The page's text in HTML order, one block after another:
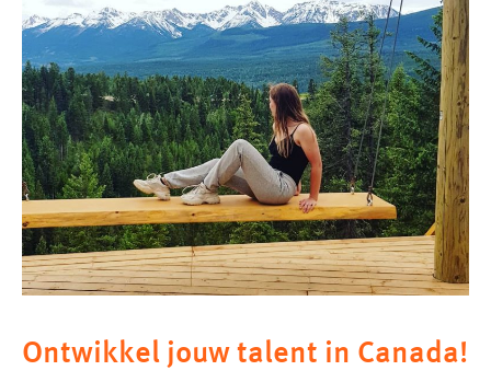
Ontwikkel jouw talent in Canada!